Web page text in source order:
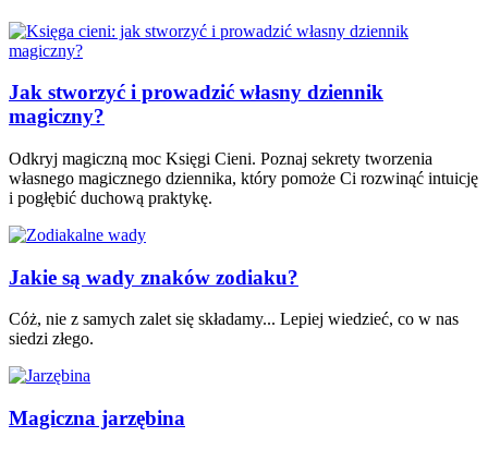
Jak stworzyć i prowadzić własny dziennik
magiczny?
Odkryj magiczną moc Księgi Cieni. Poznaj sekrety tworzenia
własnego magicznego dziennika, który pomoże Ci rozwinąć intuicję
i pogłębić duchową praktykę.
Jakie są wady znaków zodiaku?
Cóż, nie z samych zalet się składamy... Lepiej wiedzieć, co w nas
siedzi złego.
Magiczna jarzębina